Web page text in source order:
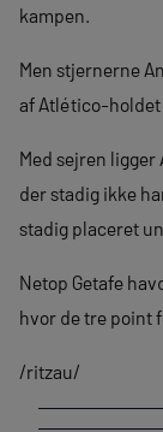
kampen.
Men stjernerne
af Atlético-holdet
Med sejren ligger
der stadig ikke
stadig placeret
Netop Getafe
hvor de tre point
/ritzau/